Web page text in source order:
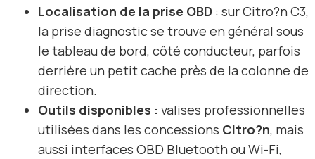
Localisation de la prise OBD : sur Citro?n C3,
la prise diagnostic se trouve en général sous
le tableau de bord, côté conducteur, parfois
derrière un petit cache près de la colonne de
direction.
Outils disponibles : valises professionnelles
utilisées dans les concessions Citro?n, mais
aussi interfaces OBD Bluetooth ou Wi-Fi,